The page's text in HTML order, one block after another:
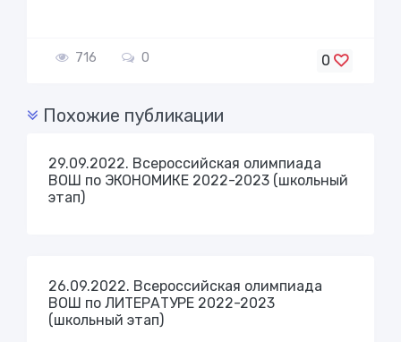
716 0 0
Похожие публикации
29.09.2022. Всероссийская олимпиада
ВОШ по ЭКОНОМИКЕ 2022-2023 (школьный
этап)
26.09.2022. Всероссийская олимпиада
ВОШ по ЛИТЕРАТУРЕ 2022-2023
(школьный этап)